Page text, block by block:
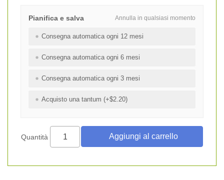
Annulla in qualsiasi momento
Pianifica e salva
Consegna automatica ogni 12 mesi
Consegna automatica ogni 6 mesi
Consegna automatica ogni 3 mesi
Acquisto una tantum (+$2.20)
Quantità